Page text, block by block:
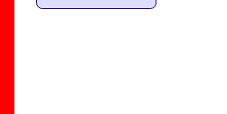
publicación, los créditos de la